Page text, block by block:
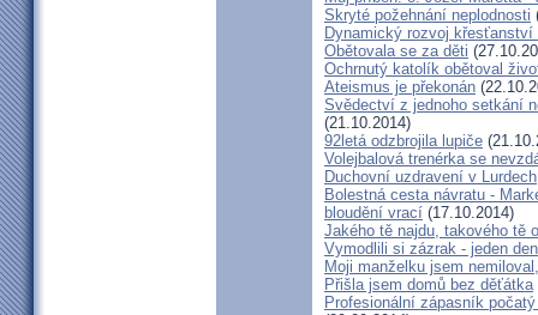
Skryté požehnání neplodnosti
Dynamický rozvoj křesťanství
Obětovala se za děti
Ochrnutý katolík obětoval
Ateismus je překonán
Svědectví z jednoho setkání
(21.10.2014)
92letá odzbrojila lupiče
Volejbalová trenérka se
Duchovní uzdravení v Lurdech
Bolestná cesta návratu -
bloudění vrací (17.10.2014)
Jakého tě najdu, takového tě
Vymodlili si zázrak - jeden
Moji manželku jsem
Přišla jsem domů bez děťátka
Profesionální zápasník